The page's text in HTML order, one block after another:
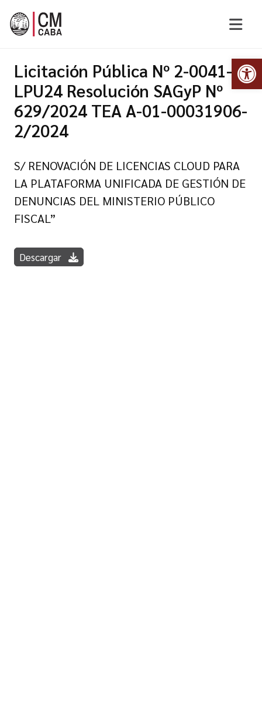
Licitación Pública Nº 2-0041-
LPU24 Resolución SAGyP Nº
629/2024 TEA A-01-00031906-
2/2024
S/ RENOVACIÓN DE LICENCIAS CLOUD PARA
LA PLATAFORMA UNIFICADA DE GESTIÓN DE
DENUNCIAS DEL MINISTERIO PÚBLICO
FISCAL”
Descargar